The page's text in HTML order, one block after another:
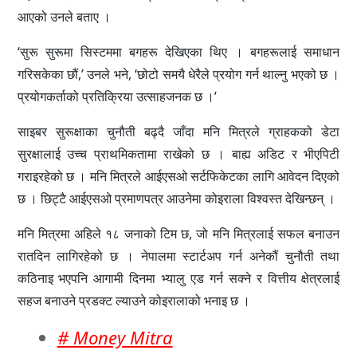
आएको उनले बताए ।
‘सुरू सुरूमा सिस्टममा बगहरू देखिएका थिए । बगहरूलाई समाधान
गरिसकेका छौं,’ उनले भने, ‘छोटो समयै धेरैले प्रयोग गर्न थाल्नु भएको छ ।
प्रयोगकर्ताको प्रतिक्रिया उत्साहजनक छ ।’
साइबर सुरूक्षाका चुनौती बढ्दै जाँदा मनि मित्रले ग्राहकको डेटा
सुरक्षालाई उच्च प्राथमिकतामा राखेको छ । बाह्य अडिट र भीएपिटी
गराइरहेको छ । मनि मित्रले आईएसओ सर्टफिकेटका लागि आवेदन दिएको
छ । छिट्टै आईएसओ प्रमाणपत्र आउनेमा कोइराला विश्वस्त देखिन्छन् ।
मनि मित्रमा अहिले १८ जनाको टिम छ, जो मनि मित्रलाई सफल बनाउन
रातदिन लागिरहेको छ । नेपालमा स्टार्टअप गर्न अनेकौं चुनौती तथा
कठिनाइ भएपनि आगामी दिनमा भ्यालु एड गर्न सक्ने र वित्तीय क्षेत्रलाई
सहज बनाउने प्रडक्ट ल्याउने कोइरालाको भनाइ छ ।
# Money Mitra